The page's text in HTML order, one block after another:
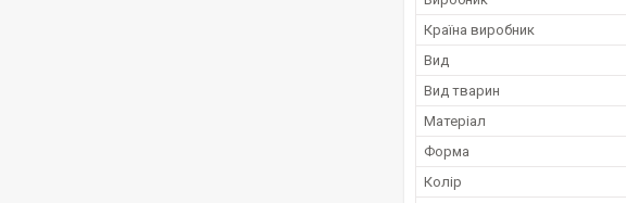
Країна виробник
Вид
Вид тварин
Матеріал
Форма
Колір